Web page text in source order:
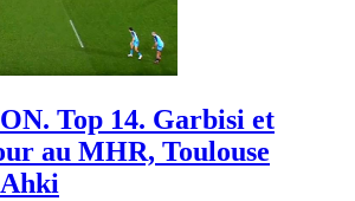
Top 14. Garbisi et
au MHR, Toulouse